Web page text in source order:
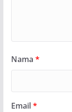
Nama *
Email*